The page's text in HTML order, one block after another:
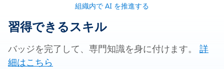
組織内で AI を推進する
習得できるスキル
バッジを完了して、専門知識を身に付けます。 詳
細はこちら